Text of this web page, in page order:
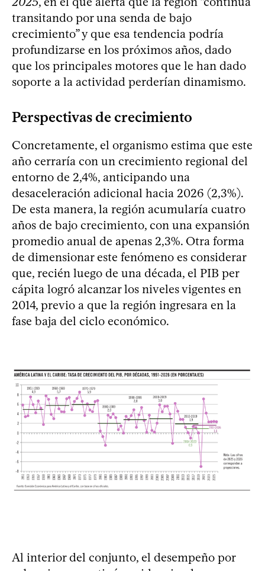
transitando por una senda de bajo
crecimiento” y que esa tendencia podría
profundizarse en los próximos años, dado
que los principales motores que le han dado
soporte a la actividad perderían dinamismo.
Perspectivas de crecimiento
Concretamente, el organismo estima que este
año cerraría con un crecimiento regional del
entorno de 2,4%, anticipando una
desaceleración adicional hacia 2026 (2,3%).
De esta manera, la región acumularía cuatro
años de bajo crecimiento, con una expansión
promedio anual de apenas 2,3%. Otra forma
de dimensionar este fenómeno es considerar
que, recién luego de una década, el PIB per
cápita logró alcanzar los niveles vigentes en
2014, previo a que la región ingresara en la
fase baja del ciclo económico.
Al interior del conjunto, el desempeño por